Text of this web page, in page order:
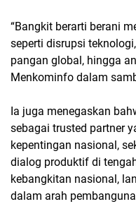
“Bangkit berarti berani
seperti disrupsi
pangan global, hingga
Menkominfo dalam
Ia juga menegaskan
sebagai trusted partner
kepentingan nasional,
dialog produktif di
kebangkitan nasional,
dalam arah